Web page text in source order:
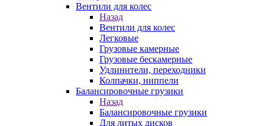
Вентили для колес
Назад
Вентили для колес
Легковые
Грузовые камерные
Грузовые бескамерные
Удлинители, переходники
Колпачки, ниппели
Балансировочные грузики
Назад
Балансировочные грузики
Для литых дисков